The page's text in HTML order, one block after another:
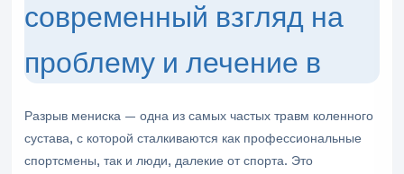
Разрыв мениска — одна из самых частых травм коленного
сустава, с которой сталкиваются как профессиональные
спортсмены, так и люди, далекие от спорта. Это